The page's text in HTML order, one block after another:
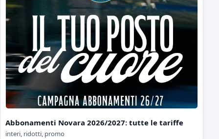
Abbonamenti Novara 2026/2027: tutte le tariffe
interi, ridotti, promo